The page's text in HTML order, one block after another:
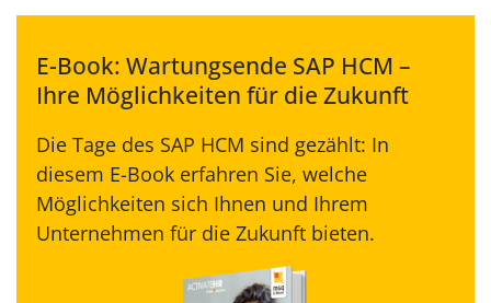
E-Book: Wartungsende SAP HCM –
Ihre Möglichkeiten für die Zukunft
Die Tage des SAP HCM sind gezählt: In
diesem E-Book erfahren Sie, welche
Möglichkeiten sich Ihnen und Ihrem
Unternehmen für die Zukunft bieten.